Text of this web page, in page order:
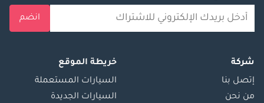
انضم
شركة
إتصل بنا
من نحن
خريطة الموقع
السيارات المستعملة
السيارات الجديدة